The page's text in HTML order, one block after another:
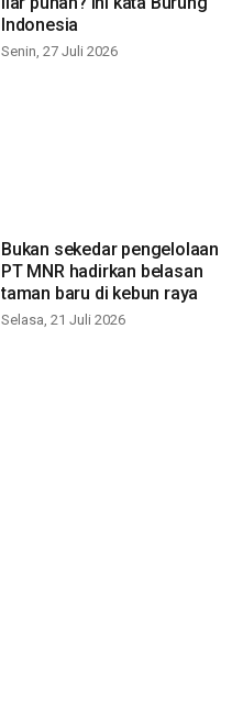
Indonesia
Senin, 27 Juli 2026
Bukan sekedar pengelolaan
PT MNR hadirkan belasan
taman baru di kebun raya
Selasa, 21 Juli 2026